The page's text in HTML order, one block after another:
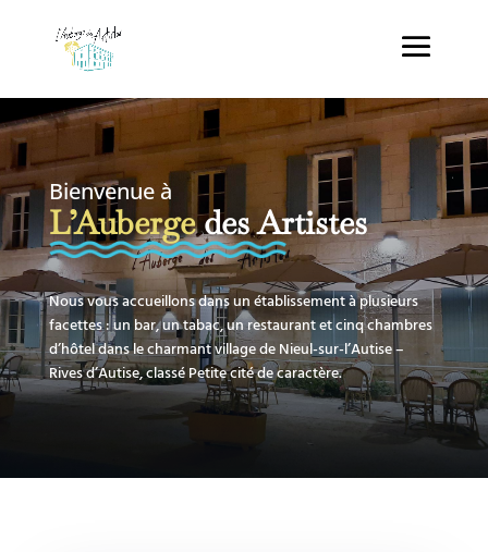
Bienvenue à
L’Auberge des Artistes
Nous vous accueillons dans un établissement à plusieurs
facettes : un bar, un tabac, un restaurant et cinq chambres
d’hôtel dans le charmant village de Nieul-sur-l’Autise –
Rives d’Autise, classé Petite cité de caractère.